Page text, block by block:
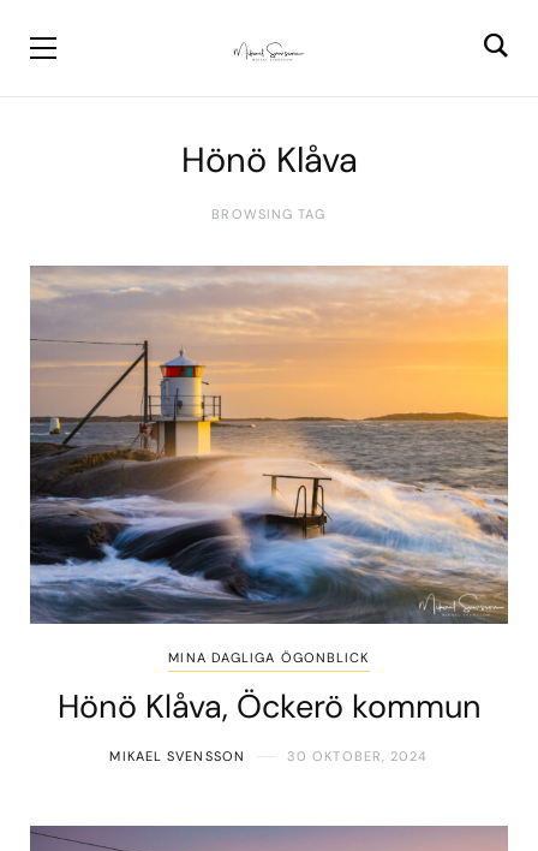
Hönö Klåva
BROWSING TAG
MINA DAGLIGA ÖGONBLICK
Hönö Klåva, Öckerö kommun
MIKAEL SVENSSON 30 OKTOBER, 2024